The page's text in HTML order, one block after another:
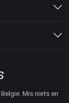
Mis niets en